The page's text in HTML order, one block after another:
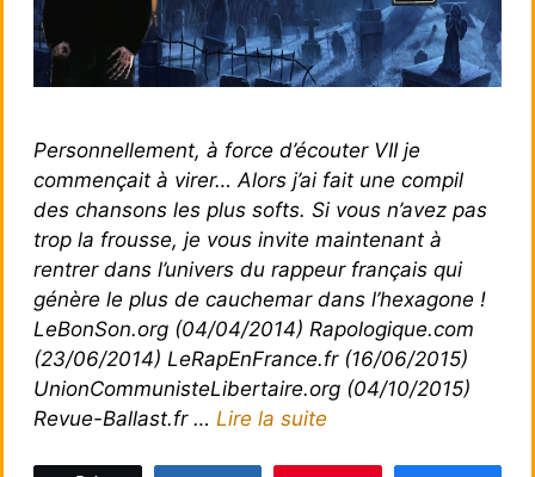
Personnellement, à force d’écouter VII je
commençait à virer… Alors j’ai fait une compil
des chansons les plus softs. Si vous n’avez pas
trop la frousse, je vous invite maintenant à
rentrer dans l’univers du rappeur français qui
génère le plus de cauchemar dans l’hexagone !
LeBonSon.org (04/04/2014) Rapologique.com
(23/06/2014) LeRapEnFrance.fr (16/06/2015)
UnionCommunisteLibertaire.org (04/10/2015)
Revue-Ballast.fr … Lire la suite